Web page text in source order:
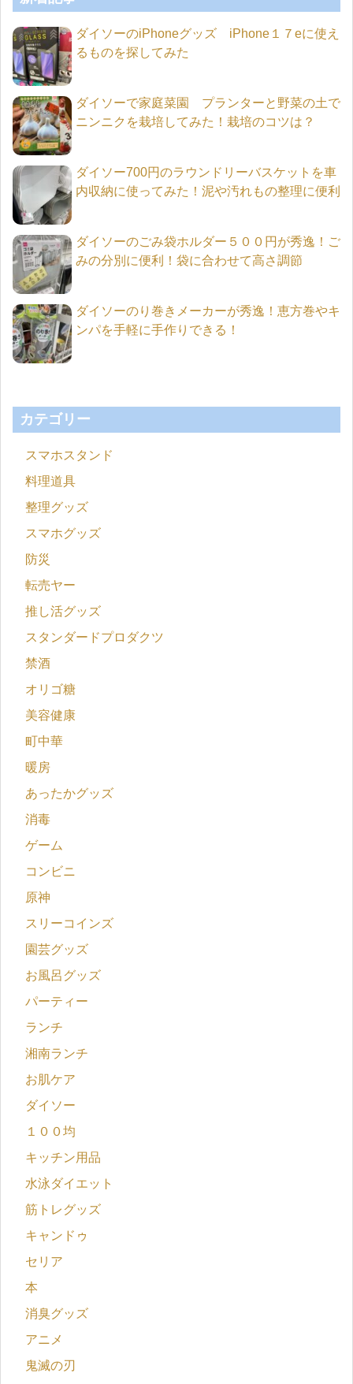
ダイソーのiPhoneグッズ iPhone１７eに使え
るものを探してみた
ダイソーで家庭菜園 プランターと野菜の土で
ニンニクを栽培してみた！栽培のコツは？
ダイソー700円のラウンドリーバスケットを車
内収納に使ってみた！泥や汚れもの整理に便利
ダイソーのごみ袋ホルダー５００円が秀逸！ご
みの分別に便利！袋に合わせて高さ調節
ダイソーのり巻きメーカーが秀逸！恵方巻やキ
ンパを手軽に手作りできる！
カテゴリー
スマホスタンド
料理道具
整理グッズ
スマホグッズ
防災
転売ヤー
推し活グッズ
スタンダードプロダクツ
禁酒
オリゴ糖
美容健康
町中華
暖房
あったかグッズ
消毒
ゲーム
コンビニ
原神
スリーコインズ
園芸グッズ
お風呂グッズ
パーティー
ランチ
湘南ランチ
お肌ケア
ダイソー
１００均
キッチン用品
水泳ダイエット
筋トレグッズ
キャンドゥ
セリア
本
消臭グッズ
アニメ
鬼滅の刃